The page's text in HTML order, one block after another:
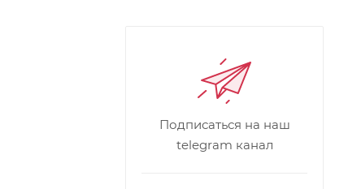
Подписаться на наш
telegram канал